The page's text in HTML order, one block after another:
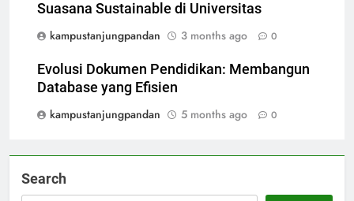
Suasana Sustainable di Universitas
kampustanjungpandan
3 months ago 0
Evolusi Dokumen Pendidikan: Membangun
Database yang Efisien
kampustanjungpandan
5 months ago 0
Search